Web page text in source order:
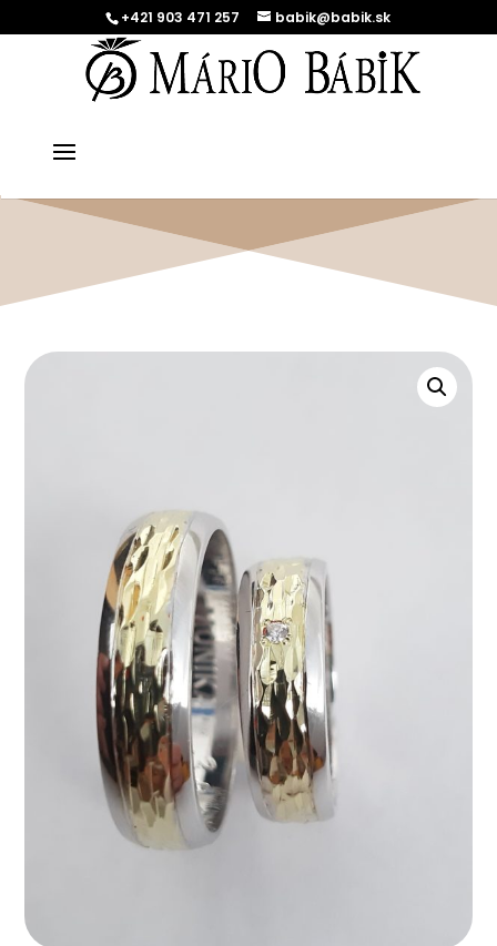
+421 903 471 257 babik@babik.sk